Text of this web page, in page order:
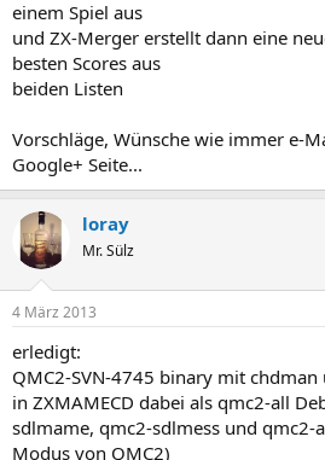
einem Spiel aus
und ZX-Merger erstellt dann eine
besten Scores aus
beiden Listen
Vorschläge, Wünsche wie immer e-
Google+ Seite...
loray
Mr. Sülz
4 März 2013
erledigt:
QMC2-SVN-4745 binary mit
in ZXMAMECD dabei als qmc2-all
sdlmame, qmc2-sdlmess und qmc2-
Modus von QMC2)